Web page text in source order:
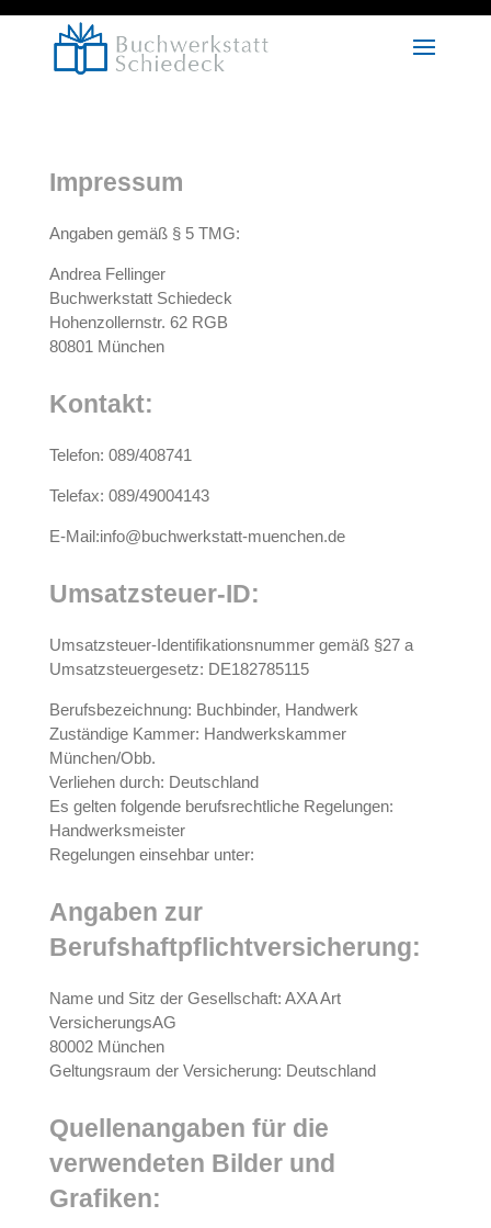
Impressum
Angaben gemäß § 5 TMG:
Andrea Fellinger
Buchwerkstatt Schiedeck
Hohenzollernstr. 62 RGB
80801 München
Kontakt:
Telefon: 089/408741
Telefax: 089/49004143
E-Mail:info@buchwerkstatt-muenchen.de
Umsatzsteuer-ID:
Umsatzsteuer-Identifikationsnummer gemäß §27 a
Umsatzsteuergesetz: DE182785115
Berufsbezeichnung: Buchbinder, Handwerk
Zuständige Kammer: Handwerkskammer
München/Obb.
Verliehen durch: Deutschland
Es gelten folgende berufsrechtliche Regelungen:
Handwerksmeister
Regelungen einsehbar unter:
Angaben zur
Berufshaftpflichtversicherung:
Name und Sitz der Gesellschaft: AXA Art
VersicherungsAG
80002 München
Geltungsraum der Versicherung: Deutschland
Quellenangaben für die
verwendeten Bilder und
Grafiken: